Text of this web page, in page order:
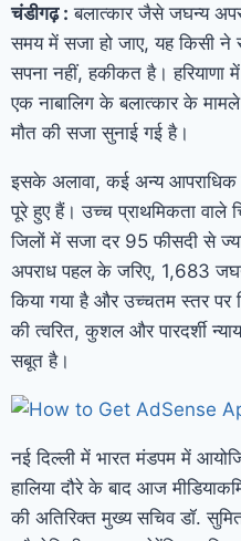
चंडीगढ़ : बलात्कार जैसे जघन्य
समय में सजा हो जाए, यह किसी ने
सपना नहीं, हकीकत है। हरियाणा
एक नाबालिग के बलात्कार के
मौत की सजा सुनाई गई है।
इसके अलावा, कई अन्य
पूरे हुए हैं। उच्च प्राथमिकता वाले
जिलों में सजा दर 95 फीसदी से
अपराध पहल के जरिए, 1,683
किया गया है और उच्चतम स्तर पर
की त्वरित, कुशल और पारदर्शी
सबूत है।
नई दिल्ली में भारत मंडपम में
हालिया दौरे के बाद आज
की अतिरिक्त मुख्य सचिव डॉ.